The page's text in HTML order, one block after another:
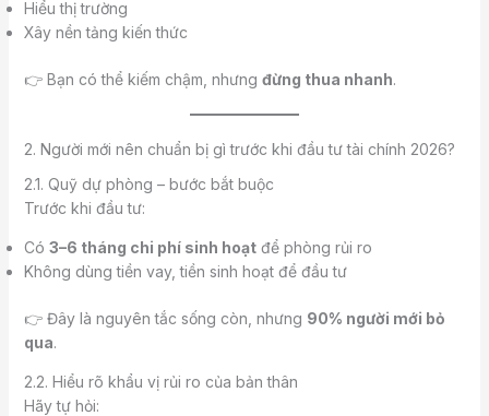
Hiểu thị trường
Xây nền tảng kiến thức
👉 Bạn có thể kiếm chậm, nhưng đừng thua nhanh.
2. Người mới nên chuẩn bị gì trước khi đầu tư tài chính 2026?
2.1. Quỹ dự phòng – bước bắt buộc
Trước khi đầu tư:
Có 3–6 tháng chi phí sinh hoạtđể phòng rủi ro
Không dùng tiền vay, tiền sinh hoạt để đầu tư
👉 Đây là nguyên tắc sống còn, nhưng 90% người mới bỏ
qua.
2.2. Hiểu rõ khẩu vị rủi ro của bản thân
Hãy tự hỏi: